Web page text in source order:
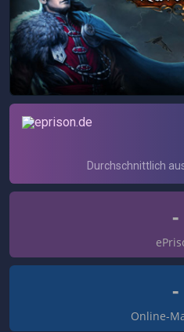
-
-
Online-